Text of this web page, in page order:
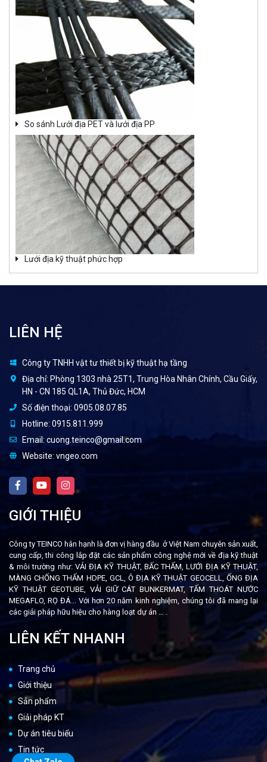
So sánh Lưới địa PET và lưới địa PP
Lưới địa kỹ thuật phức hợp
LIÊN HỆ
Công ty TNHH vật tư thiết bị kỹ thuật hạ tầng
Địa chỉ: Phòng 1303 nhà 25T1, Trung Hòa Nhân Chính, Cầu Giấy,
HN - CN 185 QL1A, Thủ Đức, HCM
Số điện thoại: 0905.08.07.85
Hotline: 0915.811.999
Email: cuong.teinco@gmail.com
Website: vngeo.com
GIỚI THIỆU
Công ty TEINCO hân hạnh là đơn vị hàng đầu ở Việt Nam chuyên sản xuất,
cung cấp, thi công lắp đặt các sản phẩm công nghệ mới về địa kỹ thuật
& môi trường như: VẢI ĐỊA KỸ THUẬT, BẤC THẤM, LƯỚI ĐỊA KỸ THUẬT,
MÀNG CHỐNG THẤM HDPE, GCL, Ô ĐỊA KỸ THUẬT GEOCELL, ỐNG ĐỊA
KỸ THUẬT GEOTUBE, VẢI GIỮ CÁT BUNKERMAT, TẤM THOÁT NƯỚC
MEGAFLO, RỌ ĐÁ... Với hơn 20 năm kinh nghiệm, chúng tôi đã mang lại
các giải pháp hữu hiệu cho hàng loạt dự án …
LIÊN KẾT NHANH
Trang chủ
Giới thiệu
Sản phẩm
Giải pháp KT
Dự án tiêu biểu
Tin tức